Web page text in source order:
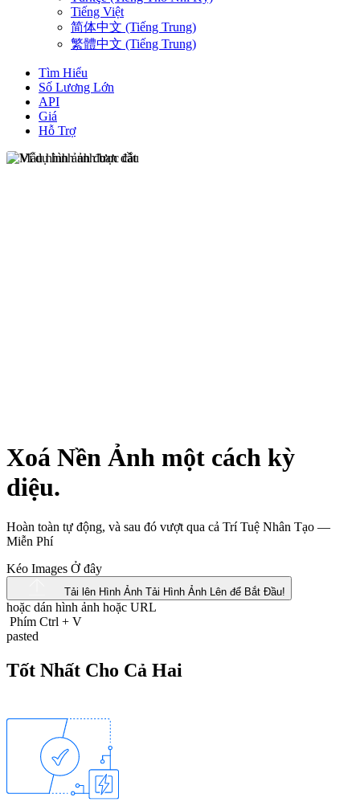
Tiếng Việt
简体中文 (Tiếng Trung)
繁體中文 (Tiếng Trung)
Tìm Hiểu
Số Lương Lớn
API
Giá
Hỗ Trợ
Xoá Nền Ảnh một cách kỳ
diệu.
Hoàn toàn tự động, và sau đó vượt qua cả Trí Tuệ Nhân Tạo —
Miễn Phí
Kéo Images Ở đây
Tải lên Hình Ảnh Tải Hình Ảnh Lên để Bắt Đầu!
hoặc dán hình ảnh hoặc URL
Phím Ctrl + V
pasted
Tốt Nhất Cho Cả Hai